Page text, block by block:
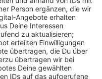
Eismaschinen
in Rath sorgen ab sofort
Eis. Erfahrt hier,
die Eishockey-WM